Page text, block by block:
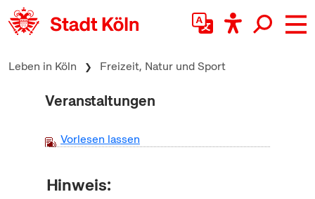
zum Inhalt springen
Leben in Köln Freizeit, Natur und Sport
Veranstaltungen
Vorlesen lassen
Hinweis: